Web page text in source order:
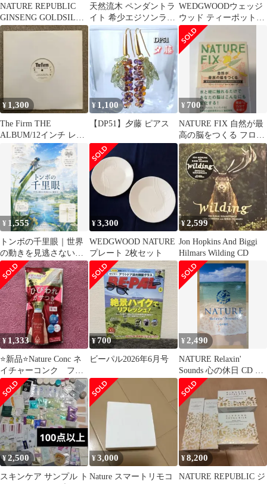
NATURE REPUBLIC
GINSENG GOLDSILK 7
枚
天然流木 ペンダントラ
イト 希少エジソンラン
プ6灯 ヴィンテー
ジ 〜8帖用
WEDGWOODウェッジ
ウッド ティーポット
NATUREネイチャー
0.9L
¥ 1,300
The Firm THE
ALBUM/12インチ レコ
ード hiphop
¥ 1,100
【DP51】夕藤 ピアス
¥ 700
NATURE FIX 自然が最
高の脳をつくる フロー
レンス・ウィリアムズ
¥ 1,555
トンボの千里眼｜世界
の動きを見逃さない観
察力
¥3,300
WEDGWOOD NATURE
プレート 2枚セット
¥2,599
Jon Hopkins And Biggi
Hilmars Wilding CD
¥1,333
⭐️新品⭐️Nature Conc ネ
イチャーコンク フッ
トケア ローション
40ml
¥700
ビーパル2026年6月号
¥ 2,490
NATURE Relaxin'
Sounds 心の休日 CD 5
枚組
¥2,500
スキンケア サンプル ト
¥3,000
Nature スマートリモコ
¥8,200
NATURE REPUBLIC ジ